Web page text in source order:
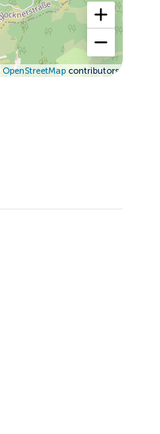
OpenStreetMapcontributors